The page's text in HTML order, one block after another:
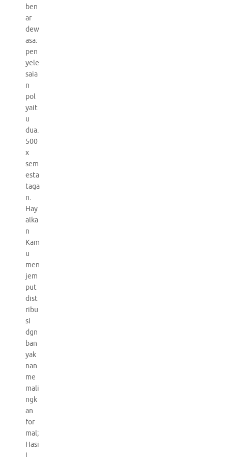
ben
ar
dew
asa:
pen
yele
saia
n
pol
yait
u
dua.
500
x
sem
esta
taga
n.
Hay
alka
n
Kam
u
men
jem
put
dist
ribu
si
dgn
ban
yak
nan
me
mali
ngk
an
for
mal;
Hasi